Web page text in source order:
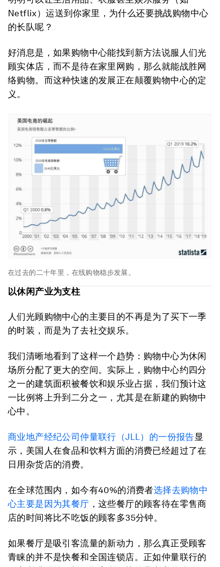
Netflix）运送到你家里，为什么还要挑战购物中心
的长队呢？
好消息是，如果购物中心能找到新方法说服人们光
顾实体店，而不是待在家里网购，那么就能战胜网
络购物。而这种快速的发展正在颠覆购物中心的定
义。
在过去的二十年里，在线购物稳步发展。
以休闲产业为支柱
人们光顾购物中心的主要目的不再是为了买下一季
的时装，而是为了去社交娱乐。
我们清晰地看到了这样一个趋势：购物中心为休闲
场所分配了更大的空间。实际上，购物中心约四分
之一的建筑面积被餐饮和娱乐业占据，我们预计这
一比例将上升到二分之一，尤其是在新建的购物中
心中。
商业地产经纪公司仲量联行（JLL）的一份报告显
示，美国人在食品和饮料方面的消费已经超过了在
日用杂货店的消费。
在全球范围内，如今有40%的消费者选择去购物中
心主要是因为其餐厅 ，这些餐厅的顾客待在零售商
店的时间将比不吃饭的顾客多35分钟。
如果餐厅是吸引客流量的新动力，那么真正受顾客
青睐的并不是快餐和全国连锁店。正如仲量联行的